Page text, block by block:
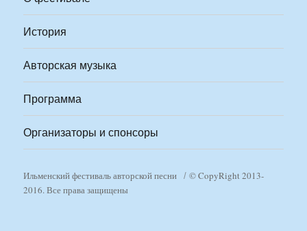
История
Авторская музыка
Программа
Организаторы и спонсоры
Ильменский фестиваль авторской песни
© CopyRight 2013-
2016. Все права защищены